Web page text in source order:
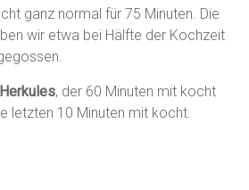
ganz normal für 75 Minuten. Die
wir etwa bei Hälfte der Kochzeit
, der 60 Minuten mit kocht
letzten 10 Minuten mit kocht.